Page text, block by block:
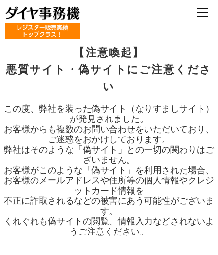
【注意喚起】
悪質サイト・偽サイトにご注意くださ
い
この度、弊社を装った偽サイト（なりすましサイト）
が発見されました。
お客様からも複数のお問い合わせをいただいており、
ご迷惑をおかけしております。
弊社はそのような「偽サイト」との一切の関わりはご
ざいません。
お客様がこのような「偽サイト」を利用された場合、
お客様のメールアドレスや住所等の個人情報やクレジ
ットカード情報を
不正に詐取されるなどの被害にあう可能性がございま
す。
くれぐれも偽サイトの閲覧、情報入力などされないよ
うご注意ください。